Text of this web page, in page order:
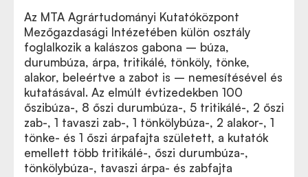
Az MTA Agrártudományi Kutatóközpont
Mezőgazdasági Intézetében külön osztály
foglalkozik a kalászos gabona – búza,
durumbúza, árpa, tritikálé, tönköly, tönke,
alakor, beleértve a zabot is – nemesítésével és
kutatásával. Az elmúlt évtizedekben 100
őszibúza-, 8 őszi durumbúza-, 5 tritikálé-, 2 őszi
zab-, 1 tavaszi zab-, 1 tönkölybúza-, 2 alakor-, 1
tönke- és 1 őszi árpafajta született, a kutatók
emellett több tritikálé-, őszi durumbúza-,
tönkölybúza-, tavaszi árpa- és zabfajta